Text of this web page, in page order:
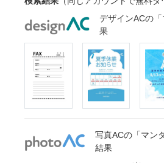
デザインACの
果
写真ACの「マン
結果